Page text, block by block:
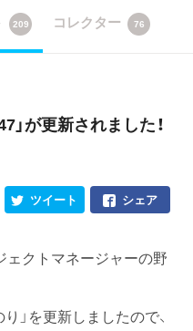
209 コレクター 76
」が更新されました！
シェア
ツイート
クトマネージャーの野
」を更新しましたので、